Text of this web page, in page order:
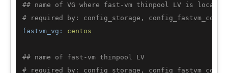
## name of VG where fast-vm thinpool LV is located
# required by: config_storage, config_fastvm_conf
fastvm_vg:
centos
## name of fast-vm thinpool LV
# required by: config_storage, config_fastvm_conf